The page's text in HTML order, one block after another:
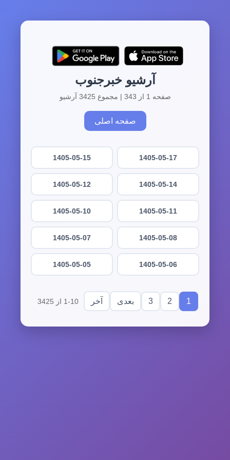
آرشیو خبرجنوب
صفحه 1 از 343 | مجموع 3425 آرشیو
صفحه اصلی
1405-05-17
1405-05-15
1405-05-14
1405-05-12
1405-05-11
1405-05-10
1405-05-08
1405-05-07
1405-05-06
1405-05-05
1
2
3 بعدی آخر 1-10 از 3425